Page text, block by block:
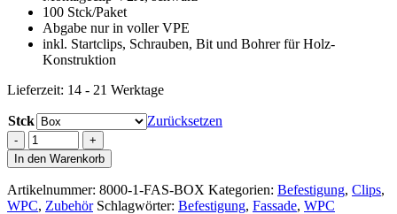
100 Stck/Paket
Abgabe nur in voller VPE
inkl. Startclips, Schrauben, Bit und Bohrer für Holz-
Konstruktion
Lieferzeit: 14 - 21 Werktage
Stck
Zurücksetzen
WPC
Universalbox
Fassade
Menge
In den Warenkorb
Artikelnummer: 8000-1-FAS-BOX Kategorien: Befestigung, Clips,
WPC, Zubehör Schlagwörter: Befestigung, Fassade, WPC